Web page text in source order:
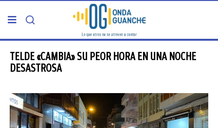
PORTADA
GRAN CANARIA
TELDE «CAMBIA» SU PEOR HORA EN UNA NOCHE
DESASTROSA